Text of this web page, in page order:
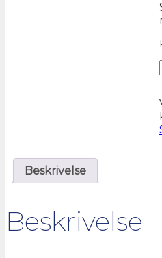
Beskrivelse
Beskrivelse